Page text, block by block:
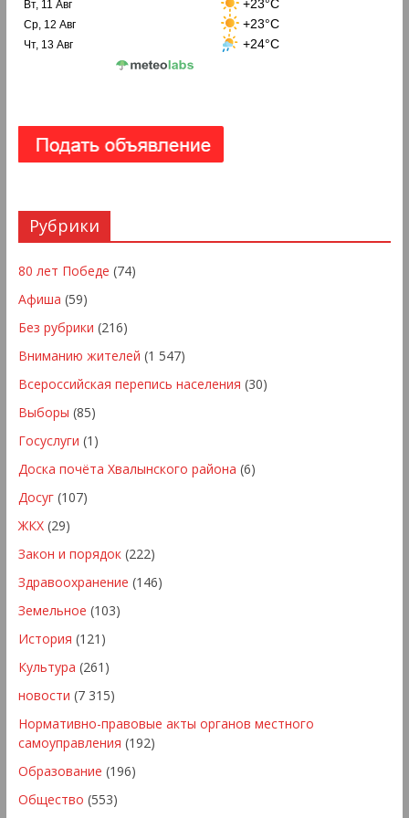
Вт, 11 Авг +23°C
Ср, 12 Авг +23°C
Чт, 13 Авг +24°C
Рубрики
80 лет Победе (74)
Афиша (59)
Без рубрики (216)
Вниманию жителей (1 547)
Всероссийская перепись населения (30)
Выборы (85)
Госуслуги (1)
Доска почёта Хвалынского района (6)
Досуг(107)
ЖКХ(29)
Закон и порядок(222)
Здравоохранение (146)
Земельное (103)
История (121)
Культура (261)
новости (7 315)
Нормативно-правовые акты органов местного
самоуправления (192)
Образование (196)
Общество (553)